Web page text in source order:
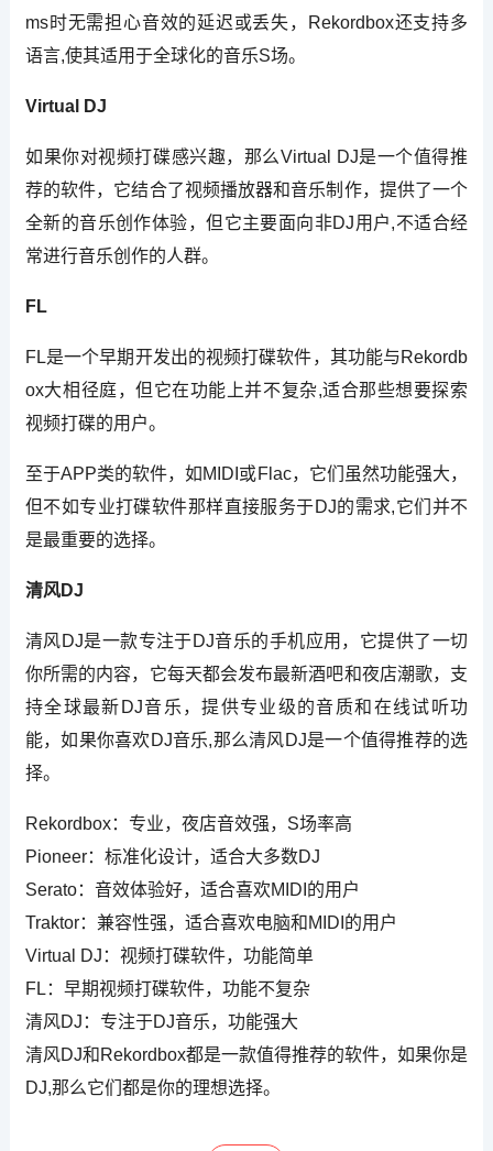
ms时无需担心音效的延迟或丢失，Rekordbox还支持多
语言,使其适用于全球化的音乐S场。
Virtual DJ
如果你对视频打碟感兴趣，那么Virtual DJ是一个值得推
荐的软件，它结合了视频播放器和音乐制作，提供了一个
全新的音乐创作体验，但它主要面向非DJ用户,不适合经
常进行音乐创作的人群。
FL
FL是一个早期开发出的视频打碟软件，其功能与Rekordb
ox大相径庭，但它在功能上并不复杂,适合那些想要探索
视频打碟的用户。
至于APP类的软件，如MIDI或Flac，它们虽然功能强大，
但不如专业打碟软件那样直接服务于DJ的需求,它们并不
是最重要的选择。
清风DJ
清风DJ是一款专注于DJ音乐的手机应用，它提供了一切
你所需的内容，它每天都会发布最新酒吧和夜店潮歌，支
持全球最新DJ音乐，提供专业级的音质和在线试听功
能，如果你喜欢DJ音乐,那么清风DJ是一个值得推荐的选
择。
Rekordbox：专业，夜店音效强，S场率高
Pioneer：标准化设计，适合大多数DJ
Serato：音效体验好，适合喜欢MIDI的用户
Traktor：兼容性强，适合喜欢电脑和MIDI的用户
Virtual DJ：视频打碟软件，功能简单
FL：早期视频打碟软件，功能不复杂
清风DJ：专注于DJ音乐，功能强大
清风DJ和Rekordbox都是一款值得推荐的软件，如果你是
DJ,那么它们都是你的理想选择。